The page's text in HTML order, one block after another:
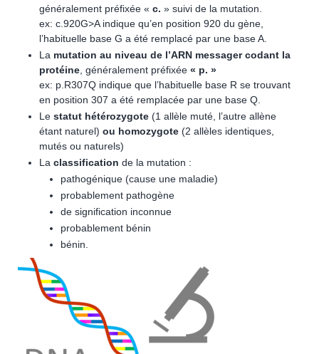
généralement préfixée « c. » suivi de la mutation.
ex: c.920G>A indique qu’en position 920 du gène,
l’habituelle base G a été remplacé par une base A.
La mutation au niveau de l’ARN messager codant la
protéine , généralement préfixée « p. »
ex: p.R307Q indique que l’habituelle base R se trouvant
en position 307 a été remplacée par une base Q.
Le statut hétérozygote (1 allèle muté, l’autre allène
étant naturel) ou homozygote (2 allèles identiques,
mutés ou naturels)
La classification de la mutation :
pathogénique (cause une maladie)
probablement pathogène
de signification inconnue
probablement bénin
bénin.